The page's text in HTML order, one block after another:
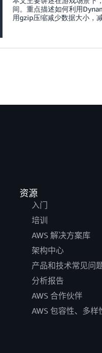
间。重点描述如何利用
用gzip压缩减少数据大小，
资源
入门
培训
AWS 解决方案库
架构中心
产品和技术常见问
分析报告
AWS 合作伙伴
AWS 包容性、多样